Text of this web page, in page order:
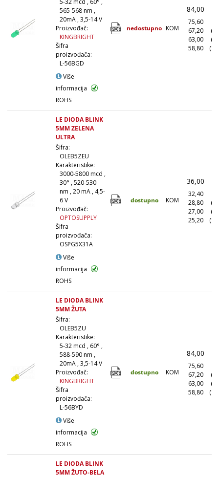
5-32 mcd , 60° ,
565-568 nm ,
20mA , 3,5-14 V
Proizvođač:
KINGBRIGHT
Šifra
proizvođača:
L-56BGD
Više
informacija
ROHS
nedostupno KOM
84,00
75,60
67,20
63,00
58,80
LE DIODA BLINK
5MM ZELENA
ULTRA
Šifra:
OLEB5ZEU
Karakteristike:
3000-5800 mcd ,
30° , 520-530
nm , 20 mA , 4,5-
6 V
Proizvođač:
OPTOSUPPLY
Šifra
proizvođača:
OSPG5X31A
Više
informacija
ROHS
dostupno KOM
36,00
32,40
28,80
27,00
25,20
LE DIODA BLINK
5MM ŽUTA
Šifra:
OLEB5ZU
Karakteristike:
5-32 mcd , 60° ,
588-590 nm ,
20mA , 3,5-14 V
Proizvođač:
KINGBRIGHT
Šifra
proizvođača:
L-56BYD
Više
informacija
ROHS
dostupno KOM
84,00
75,60
67,20
63,00
58,80
LE DIODA BLINK
5MM ŽUTO-BELA